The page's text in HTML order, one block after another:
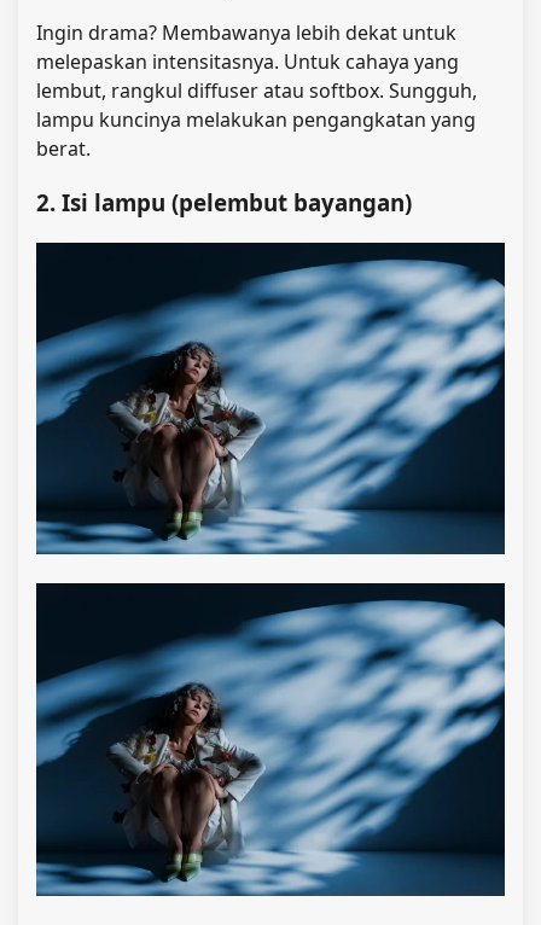
Ingin drama? Membawanya lebih dekat untuk
melepaskan intensitasnya. Untuk cahaya yang
lembut, rangkul diffuser atau softbox. Sungguh,
lampu kuncinya melakukan pengangkatan yang
berat.
2. Isi lampu (pelembut bayangan)